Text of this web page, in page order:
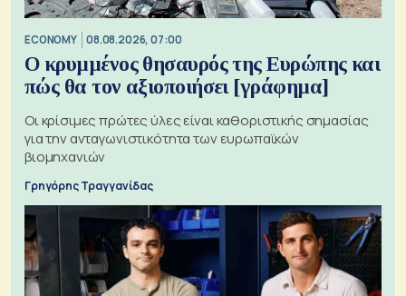
ECONOMY 08.08.2026, 07:00
Ο κρυμμένος θησαυρός της Ευρώπης και
πώς θα τον αξιοποιήσει [γράφημα]
Οι κρίσιμες πρώτες ύλες είναι καθοριστικής σημασίας
για την ανταγωνιστικότητα των ευρωπαϊκών
βιομηχανιών
Γρηγόρης Τραγγανίδας